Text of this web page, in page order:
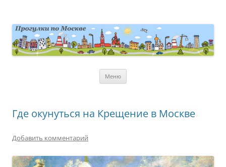
Меню
Где окунуться на Крещение в Москве
Добавить комментарий